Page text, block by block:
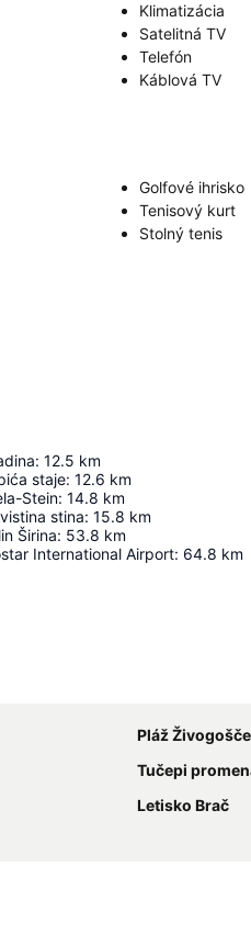
Klimatizácia
Satelitná TV
Telefón
Káblová TV
Golfové ihrisko
Tenisový kurt
Stolný tenis
: 12.5 km
staje: 12.6 km
Stein: 14.8 km
stina: 15.8 km
Širina: 53.8 km
International Airport: 64.8 km
Pláž Živogošče
Tučepi
Letisko Brač